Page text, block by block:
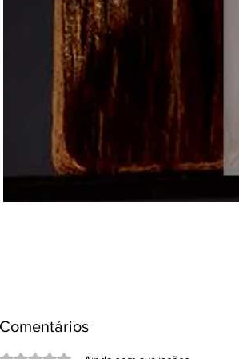
Comentários
Avaliado com 0 de 5 estrelas.